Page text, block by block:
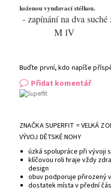
koženou vyndavací stélkou.
- zapínání na dva suché
M lV
Buďte první, kdo napíše
Přidat komentář
ZNAČKA SUPERFIT = VELKÁ
VÝVOJ DĚTSKÉ NOHY
úzká spolupráce při vývoji
klíčovou roli hraje vždy
design
obuv podporuje přirozený
dostatek místa v přední